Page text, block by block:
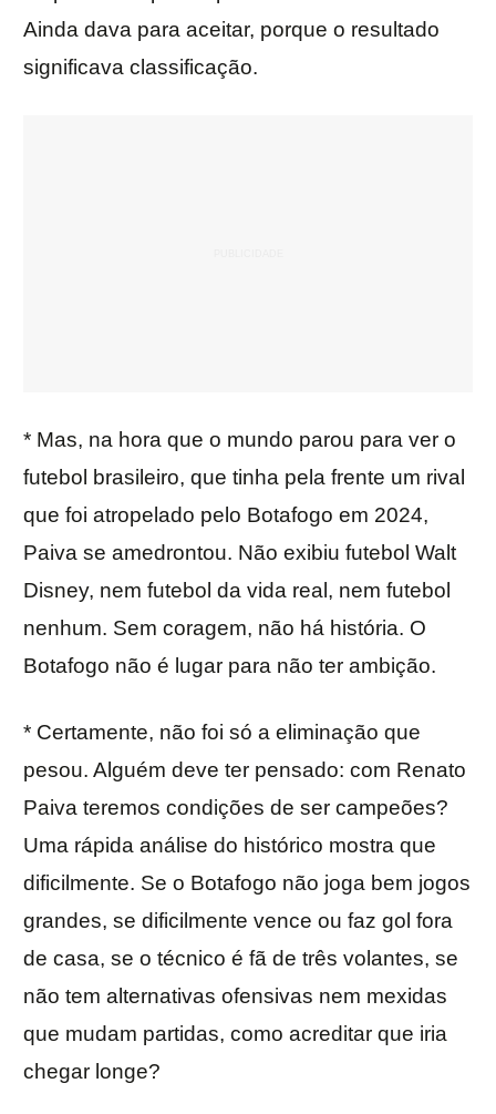
Ainda dava para aceitar, porque o resultado
significava classificação.
* Mas, na hora que o mundo parou para ver o
futebol brasileiro, que tinha pela frente um rival
que foi atropelado pelo Botafogo em 2024,
Paiva se amedrontou. Não exibiu futebol Walt
Disney, nem futebol da vida real, nem futebol
nenhum. Sem coragem, não há história. O
Botafogo não é lugar para não ter ambição.
* Certamente, não foi só a eliminação que
pesou. Alguém deve ter pensado: com Renato
Paiva teremos condições de ser campeões?
Uma rápida análise do histórico mostra que
dificilmente. Se o Botafogo não joga bem jogos
grandes, se dificilmente vence ou faz gol fora
de casa, se o técnico é fã de três volantes, se
não tem alternativas ofensivas nem mexidas
que mudam partidas, como acreditar que iria
chegar longe?